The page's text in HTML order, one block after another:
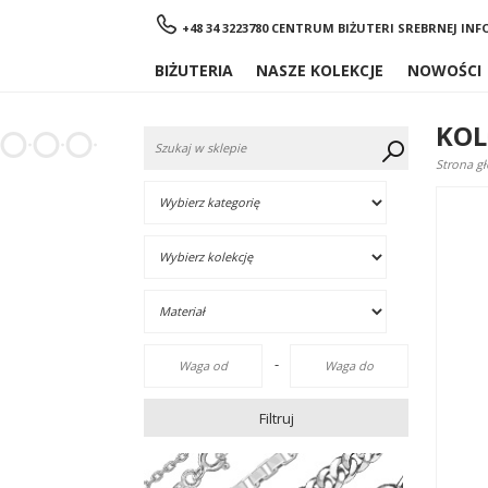
+48 34 3223780 CENTRUM BIŻUTERI SREBRNEJ
Menu
BIŻUTERIA NASZE KOLEKCJE NOWOŚCI
-
Filtruj
Strona